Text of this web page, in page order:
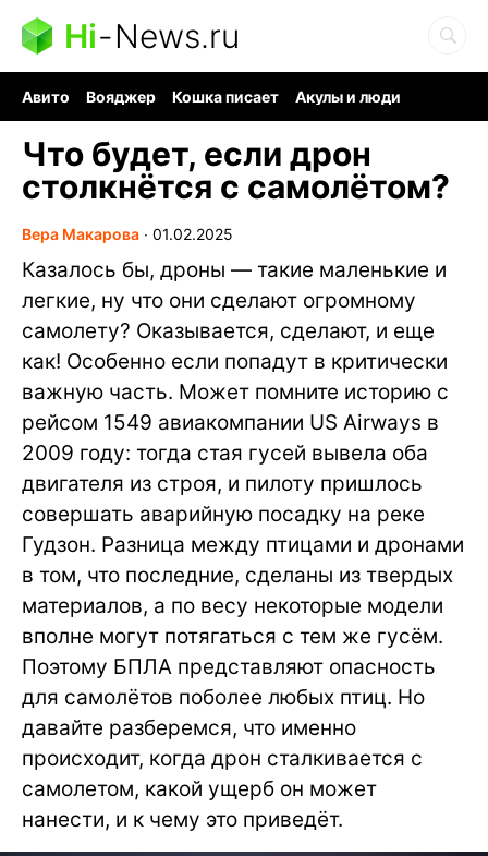
Hi-News.ru
Авито Вояджер Кошка писает
Акулы и люди
Что будет, если дрон
столкнётся с самолётом?
Вера Макарова ∙ 01.02.2025
Казалось бы, дроны — такие маленькие и
легкие, ну что они сделают огромному
самолету? Оказывается, сделают, и еще
как! Особенно если попадут в критически
важную часть. Может помните историю с
рейсом 1549 авиакомпании US Airways в
2009 году: тогда стая гусей вывела оба
двигателя из строя, и пилоту пришлось
совершать аварийную посадку на реке
Гудзон. Разница между птицами и дронами
в том, что последние, сделаны из твердых
материалов, а по весу некоторые модели
вполне могут потягаться с тем же гусём.
Поэтому БПЛА представляют опасность
для самолётов поболее любых птиц. Но
давайте разберемся, что именно
происходит, когда дрон сталкивается с
самолетом, какой ущерб он может
нанести, и к чему это приведёт.